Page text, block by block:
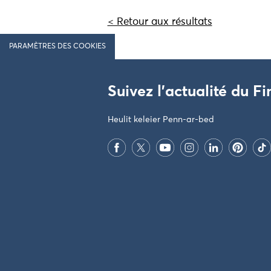
< Retour aux résultats
PARAMÈTRES DES COOKIES
Suivez l'actualité du
Heulit keleier Penn-ar-bed